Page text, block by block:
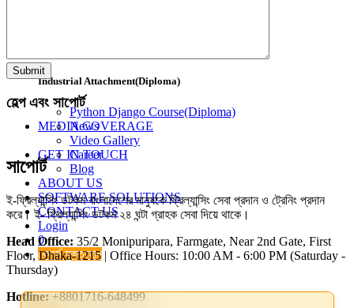
Industrial Attachment(Diploma)
Python Django Course(Diploma)
MEDIA COVERAGE
News
Video Gallery
GET IN TOUCH
Career
Blog
ABOUT US
SOFTWARE SOLUTIONS
CONTACT US
Login
0
কোর্সে যুক্তহোন
Submit
হেল্প এবং সাপোর্ট
সাপোর্ট
ই-ফ্রিল্যান্সিং ডটকম বাংলাদেশের মানুষকে ফ্রিল্যান্সিং সেবা প্রদান ও ট্রেনিং প্রদান
করে। ই- ফ্রিল্যান্সিং ডটকম ২৪ ঘন্টা গ্রাহক সেবা দিয়ে থাকে।
Head Office: 35/2 Monipuripara, Farmgate, Near 2nd Gate, First
Floor, Dhaka-1215 | Office Hours: 10:00 AM - 6:00 PM (Saturday -
Thursday)
Hotline:+8801716-648499